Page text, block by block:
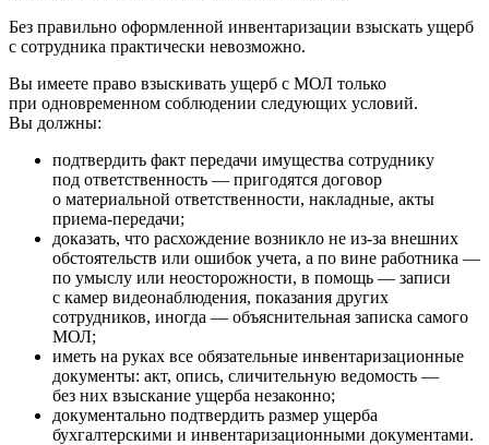
Без правильно оформленной инвентаризации взыскать ущерб
с сотрудника практически невозможно.
Вы имеете право взыскивать ущерб с МОЛ только
при одновременном соблюдении следующих условий.
Вы должны:
подтвердить факт передачи имущества сотруднику
под ответственность — пригодятся договор
о материальной ответственности, накладные, акты
приема-передачи;
доказать, что расхождение возникло не из-за внешних
обстоятельств или ошибок учета, а по вине работника —
по умыслу или неосторожности, в помощь — записи
с камер видеонаблюдения, показания других
сотрудников, иногда — объяснительная записка самого
МОЛ;
иметь на руках все обязательные инвентаризационные
документы: акт, опись, сличительную ведомость —
без них взыскание ущерба незаконно;
документально подтвердить размер ущерба
бухгалтерскими и инвентаризационными документами.